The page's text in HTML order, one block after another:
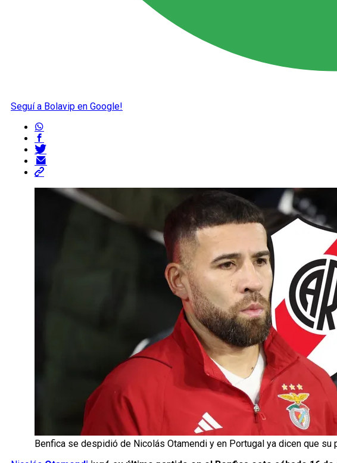
Seguí a Bolavip en Google!
Benfica se despidió de Nicolás Otamendi y en Portugal ya dicen que